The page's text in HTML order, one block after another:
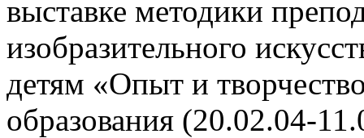
выставке методики
изобразительного
детям «Опыт и
образования (20.02.04-